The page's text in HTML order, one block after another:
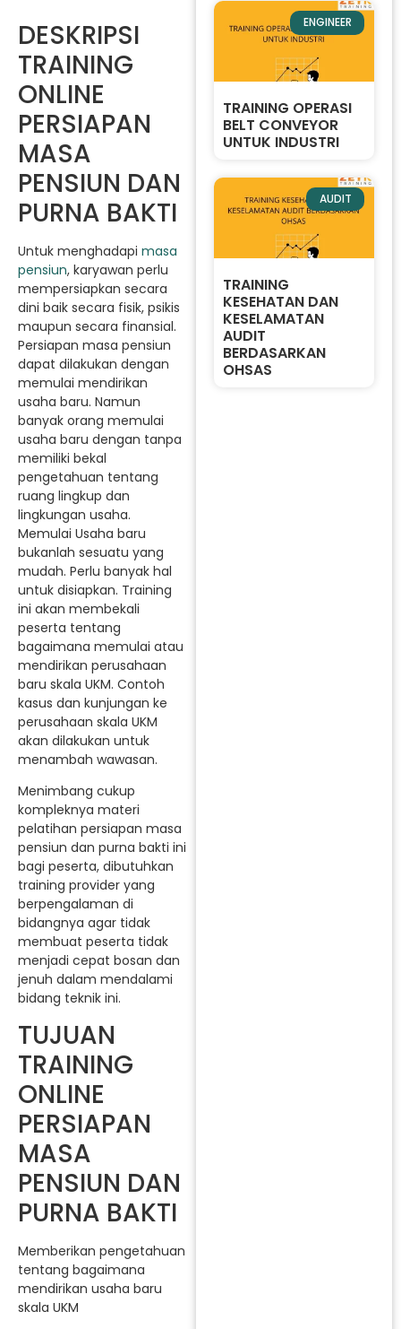
DESKRIPSI
TRAINING
ONLINE
PERSIAPAN
MASA
PENSIUN DAN
PURNA BAKTI
Untuk menghadapi masa
pensiun, karyawan perlu
mempersiapkan secara
dini baik secara fisik, psikis
maupun secara finansial.
Persiapan masa pensiun
dapat dilakukan dengan
memulai mendirikan
usaha baru. Namun
banyak orang memulai
usaha baru dengan tanpa
memiliki bekal
pengetahuan tentang
ruang lingkup dan
lingkungan usaha.
Memulai Usaha baru
bukanlah sesuatu yang
mudah. Perlu banyak hal
untuk disiapkan. Training
ini akan membekali
peserta tentang
bagaimana memulai atau
mendirikan perusahaan
baru skala UKM. Contoh
kasus dan kunjungan ke
perusahaan skala UKM
akan dilakukan untuk
menambah wawasan.
Menimbang cukup
kompleknya materi
pelatihan persiapan masa
pensiun dan purna bakti ini
bagi peserta, dibutuhkan
training provider yang
berpengalaman di
bidangnya agar tidak
membuat peserta tidak
menjadi cepat bosan dan
jenuh dalam mendalami
bidang teknik ini.
TUJUAN
TRAINING
ONLINE
PERSIAPAN
MASA
PENSIUN DAN
PURNA BAKTI
Memberikan pengetahuan
tentang bagaimana
mendirikan usaha baru
skala UKM
ENGINEER
TRAINING OPERASI
BELT CONVEYOR
UNTUK INDUSTRI
AUDIT
TRAINING
KESEHATAN DAN
KESELAMATAN
AUDIT
BERDASARKAN
OHSAS